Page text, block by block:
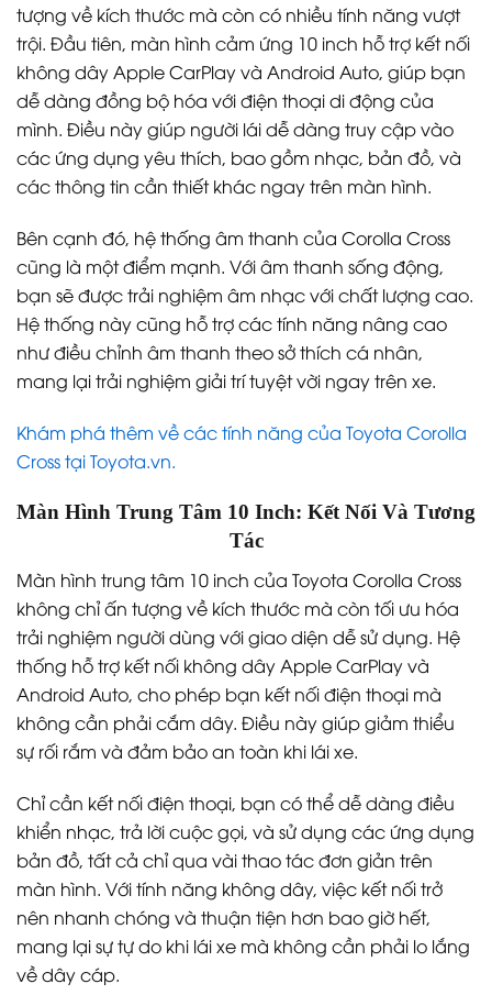
tượng về kích thước mà còn có nhiều tính năng vượt
trội. Đầu tiên, màn hình cảm ứng 10 inch hỗ trợ kết nối
không dây Apple CarPlay và Android Auto, giúp bạn
dễ dàng đồng bộ hóa với điện thoại di động của
mình. Điều này giúp người lái dễ dàng truy cập vào
các ứng dụng yêu thích, bao gồm nhạc, bản đồ, và
các thông tin cần thiết khác ngay trên màn hình.
Bên cạnh đó, hệ thống âm thanh của Corolla Cross
cũng là một điểm mạnh. Với âm thanh sống động,
bạn sẽ được trải nghiệm âm nhạc với chất lượng cao.
Hệ thống này cũng hỗ trợ các tính năng nâng cao
như điều chỉnh âm thanh theo sở thích cá nhân,
mang lại trải nghiệm giải trí tuyệt vời ngay trên xe.
Khám phá thêm về các tính năng của Toyota Corolla
Cross tại Toyota.vn.
Màn Hình Trung Tâm 10 Inch: Kết Nối Và Tương
Tác
Màn hình trung tâm 10 inch của Toyota Corolla Cross
không chỉ ấn tượng về kích thước mà còn tối ưu hóa
trải nghiệm người dùng với giao diện dễ sử dụng. Hệ
thống hỗ trợ kết nối không dây Apple CarPlay và
Android Auto, cho phép bạn kết nối điện thoại mà
không cần phải cắm dây. Điều này giúp giảm thiểu
sự rối rắm và đảm bảo an toàn khi lái xe.
Chỉ cần kết nối điện thoại, bạn có thể dễ dàng điều
khiển nhạc, trả lời cuộc gọi, và sử dụng các ứng dụng
bản đồ, tất cả chỉ qua vài thao tác đơn giản trên
màn hình. Với tính năng không dây, việc kết nối trở
nên nhanh chóng và thuận tiện hơn bao giờ hết,
mang lại sự tự do khi lái xe mà không cần phải lo lắng
về dây cáp.